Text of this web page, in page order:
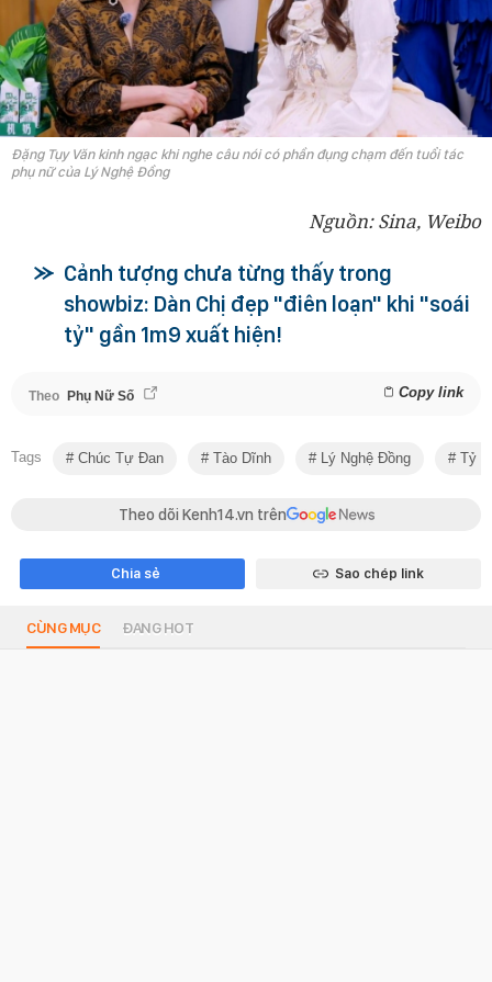
Đặng Tụy Văn kinh ngạc khi nghe câu nói có phần đụng chạm đến tuổi tác
phụ nữ của Lý Nghệ Đồng
Nguồn: Sina, Weibo
Cảnh tượng chưa từng thấy trong
showbiz: Dàn Chị đẹp "điên loạn" khi "soái
tỷ" gần 1m9 xuất hiện!
Theo Phụ Nữ Số Copy link
Tags Chúc Tự Đan Tào Dĩnh Lý Nghệ Đồng Tỷ
Theo dõi Kenh14.vn trên
Chia sẻ Sao chép link
CÙNG MỤC ĐANG HOT